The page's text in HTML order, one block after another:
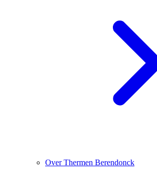
Over Thermen Berendonck